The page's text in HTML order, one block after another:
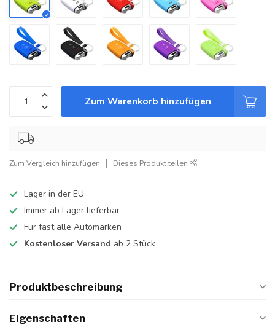
Zum Warenkorb hinzufügen
Zum Vergleich hinzufügen Dieses Produkt teilen
Lager in der EU
Immer ab Lager lieferbar
Für fast alle Automarken
Kostenloser Versand ab 2 Stück
Produktbeschreibung
Eigenschaften